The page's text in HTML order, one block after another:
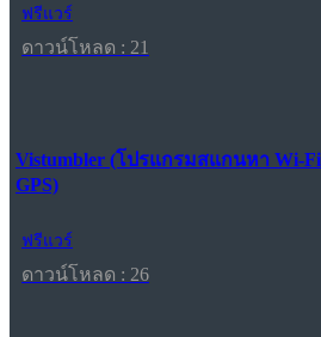
ฟรีแวร์
ดาวน์โหลด : 21
Vistumbler (โปรแกรมสแกนหา Wi-
GPS)
ฟรีแวร์
ดาวน์โหลด : 26